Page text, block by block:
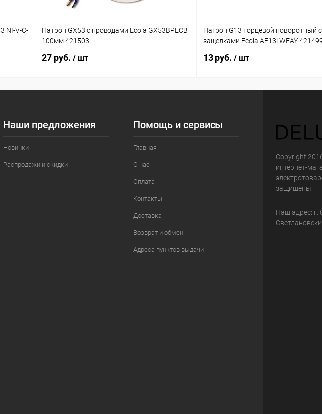
NI-V-C-
Патрон GX53 с проводами Ecola GX53BPECB
100мм 421503
27 руб. / шт
Патрон G13 торцевой поворотный с
защелками Ecola AF13LWEAY 421499
13 руб. / шт
Наши предложения
Новинки
Распродажи и скидки
Помощь и сервисы
Главная
О нас
Оплата
Контакты
Доставка
Возврат и обмен
Адреса пунктов выдачи
Copyright
интернет-
защищены.
Наш адрес: г.